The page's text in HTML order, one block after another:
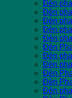
Đèn
Đèn
Đèn
Đèn
Đèn
Đèn
Đèn
Đèn
Đèn
Đèn
Đèn